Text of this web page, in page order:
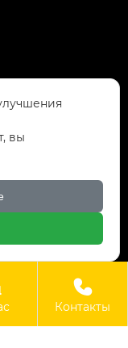
Технолоджи

Контакты
вы